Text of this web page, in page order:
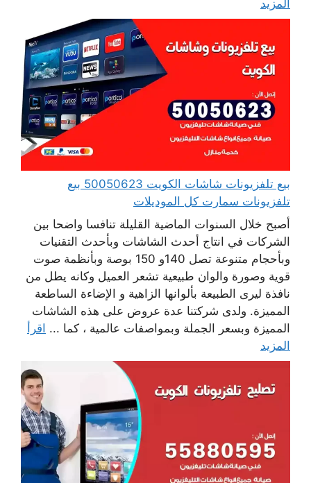
المزيد
بيع تلفزيونات شاشات الكويت 50050623 بيع
تلفزيونات سمارت كل الموديلات
أصبح خلال السنوات الماضية القليلة تنافسا واضحا بين
الشركات في انتاج أحدث الشاشات وبأحدث التقنيات
وبأحجام متنوعة تصل 140و 150 بوصة وبأنظمة صوت
قوية وصورة والوان طبيعية تشعر العميل وكانه يطل من
نافذة ليرى الطبيعة بألوانها الزاهية و الإضاءة الساطعة
المميزة. ولدى شركتنا عدة عروض على هذه الشاشات
المميزة وبسعر الجملة وبمواصفات عالمية ، كما ... اقرأ
المزيد